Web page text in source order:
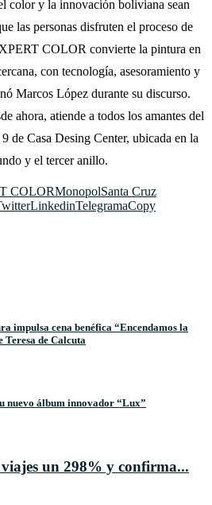
color y la innovación boliviana sean
las personas disfruten el proceso de
COLOR convierte la pintura en
con tecnología, asesoramiento y
Marcos López durante su discurso.
ahora, atiende a todos los amantes del
de Casa Desing Center, ubicada en la
y el tercer anillo.
COLORMonopolSanta Cruz
LinkedinTelegramaCopy
impulsa cena benéfica “Encendamos la
de Calcuta
nuevo álbum innovador “Lux”
un 298% y confirma...